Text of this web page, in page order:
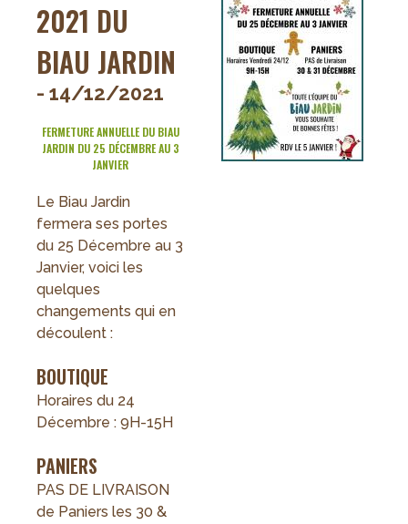
2021 DU
BIAU JARDIN
- 14/12/2021
FERMETURE ANNUELLE DU BIAU
JARDIN DU 25 DÉCEMBRE AU 3
JANVIER
Le Biau Jardin
fermera ses portes
du 25 Décembre au 3
Janvier, voici les
quelques
changements qui en
découlent :
BOUTIQUE
Horaires du 24
Décembre : 9H-15H
PANIERS
PAS DE LIVRAISON
de Paniers les 30 &